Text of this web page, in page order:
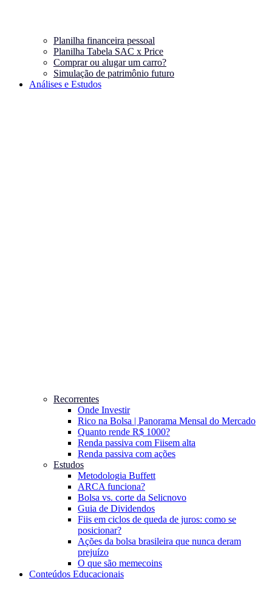
Planilha financeira pessoal
Planilha Tabela SAC x Price
Comprar ou alugar um carro?
Simulação de patrimônio futuro
Análises e Estudos
Recorrentes
Onde Investir
Rico na Bolsa | Panorama Mensal do Mercado
Quanto rende R$ 1000?
Renda passiva com Fiisem alta
Renda passiva com ações
Estudos
Metodologia Buffett
ARCA funciona?
Bolsa vs. corte da Selicnovo
Guia de Dividendos
Fiis em ciclos de queda de juros: como se
posicionar?
Ações da bolsa brasileira que nunca deram
prejuízo
O que são memecoins
Conteúdos Educacionais